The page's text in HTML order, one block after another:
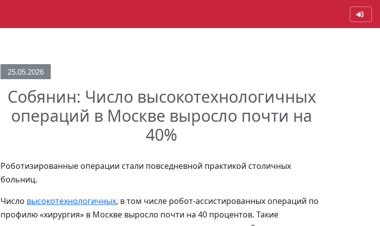
25.05.2026
Собянин: Число высокотехнологичных
операций в Москве выросло почти на
40%
Роботизированные операции стали повседневной практикой столичных
больниц.
Число высокотехнологичных, в том числе робот-ассистированных операций по
профилю «хирургия» в Москве выросло почти на 40 процентов. Такие